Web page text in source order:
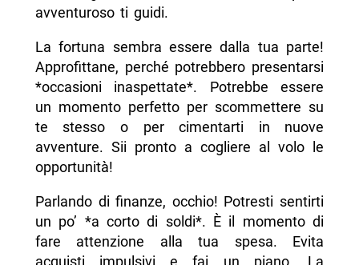
avventuroso ti guidi.
La fortuna sembra essere dalla tua parte!
Approfittane, perché potrebbero presentarsi
*occasioni inaspettate*. Potrebbe essere
un momento perfetto per scommettere su
te stesso o per cimentarti in nuove
avventure. Sii pronto a cogliere al volo le
opportunità!
Parlando di finanze, occhio! Potresti sentirti
un po’ *a corto di soldi*. È il momento di
fare attenzione alla tua spesa. Evita
acquisti impulsivi e fai un piano. La